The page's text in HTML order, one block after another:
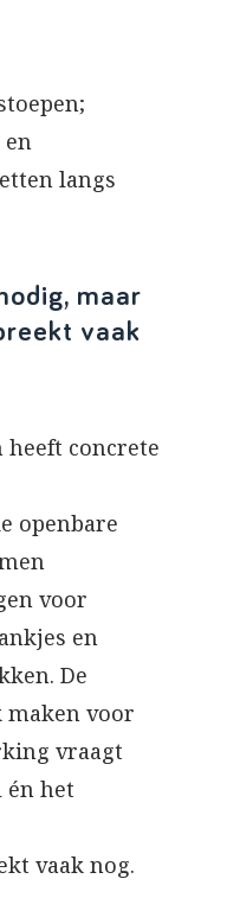
en
langs
maar
vaak
heeft concrete
openbare
voor
en
De
maken voor
vraagt
én het
vaak nog.